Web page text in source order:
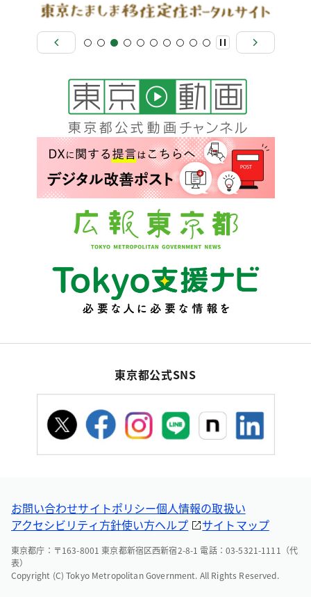
東京都公式SNS
お問い合わせサイトポリシー個人情報の取扱い
アクセシビリティ方針使い方ヘルプ サイトマップ
東京都庁：〒163-8001 東京都新宿区西新宿2-8-1 電話：03-5321-1111（代
表）
Copyright (C) Tokyo Metropolitan Government. All Rights Reserved.